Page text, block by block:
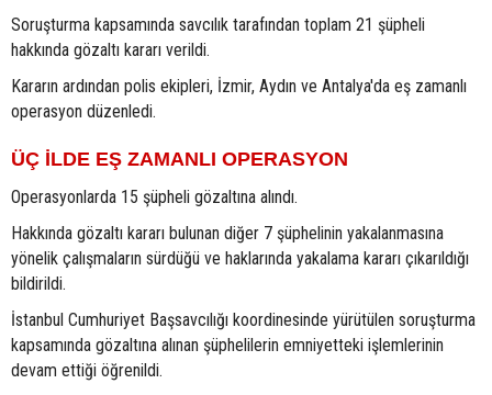
Soruşturma kapsamında savcılık tarafından toplam 21 şüpheli
hakkında gözaltı kararı verildi.
Kararın ardından polis ekipleri, İzmir, Aydın ve Antalya'da eş zamanlı
operasyon düzenledi.
ÜÇ İLDE EŞ ZAMANLI OPERASYON
Operasyonlarda 15 şüpheli gözaltına alındı.
Hakkında gözaltı kararı bulunan diğer 7 şüphelinin yakalanmasına
yönelik çalışmaların sürdüğü ve haklarında yakalama kararı çıkarıldığı
bildirildi.
İstanbul Cumhuriyet Başsavcılığı koordinesinde yürütülen soruşturma
kapsamında gözaltına alınan şüphelilerin emniyetteki işlemlerinin
devam ettiği öğrenildi.